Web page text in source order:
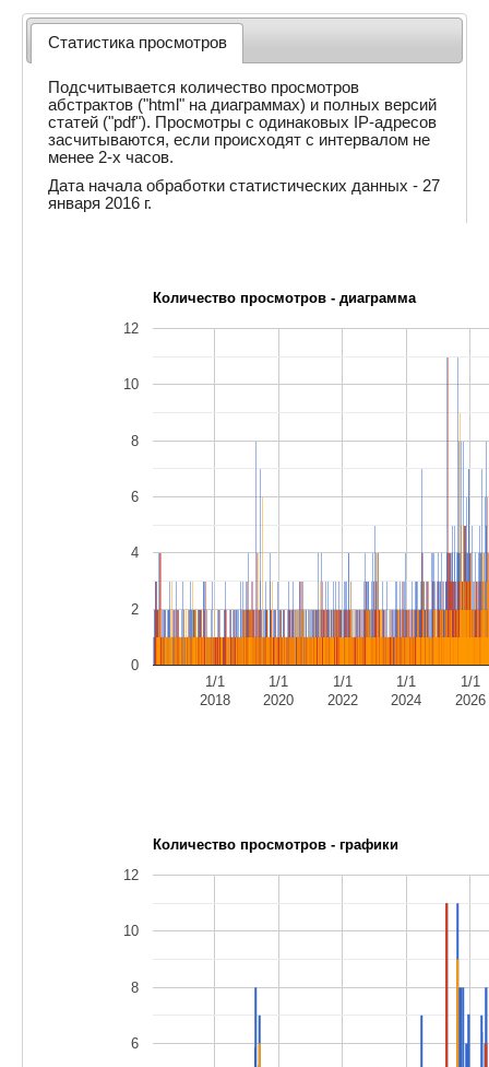
Статистика просмотров
Подсчитывается количество просмотров
абстрактов ("html" на диаграммах) и полных версий
статей ("pdf"). Просмотры с одинаковых IP-адресов
засчитываются, если происходят с интервалом не
менее 2-х часов.
Дата начала обработки статистических данных - 27
января 2016 г.
Количество просмотров - диаграмма
1/1
2018
1/1
2020
1/1
2022
1/1
2024
1/1
2026
0
2
4
6
8
10
12
Количество просмотров - графики
6
8
10
12